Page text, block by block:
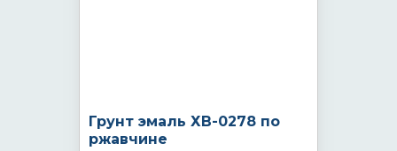
Грунт эмаль ХВ-0278 по
ржавчине